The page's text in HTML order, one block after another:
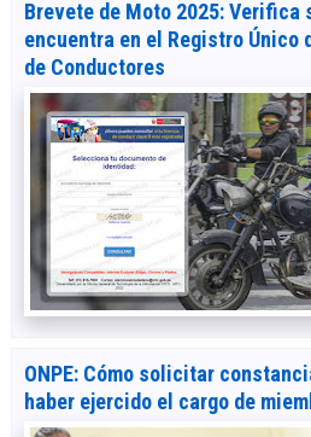
Brevete de Moto 2025:
encuentra en el Registro Único
de Conductores
ONPE: Cómo solicitar
haber ejercido el cargo de